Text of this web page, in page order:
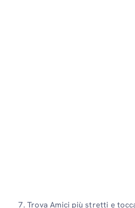
7. Trova Amici più stretti e